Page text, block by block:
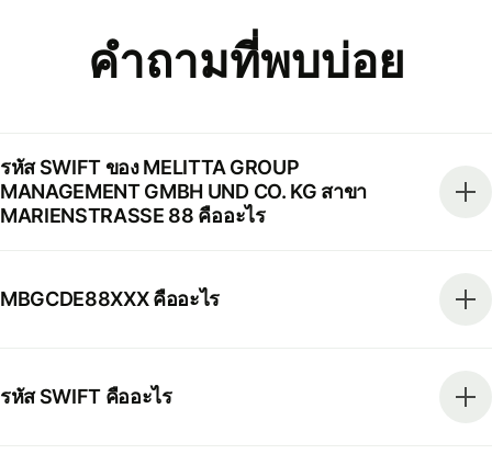
คำถามที่พบบ่อย
รหัส SWIFT ของ MELITTA GROUP
MANAGEMENT GMBH UND CO. KG สาขา
MARIENSTRASSE 88 คืออะไร
MBGCDE88XXX คืออะไร
รหัส SWIFT คืออะไร